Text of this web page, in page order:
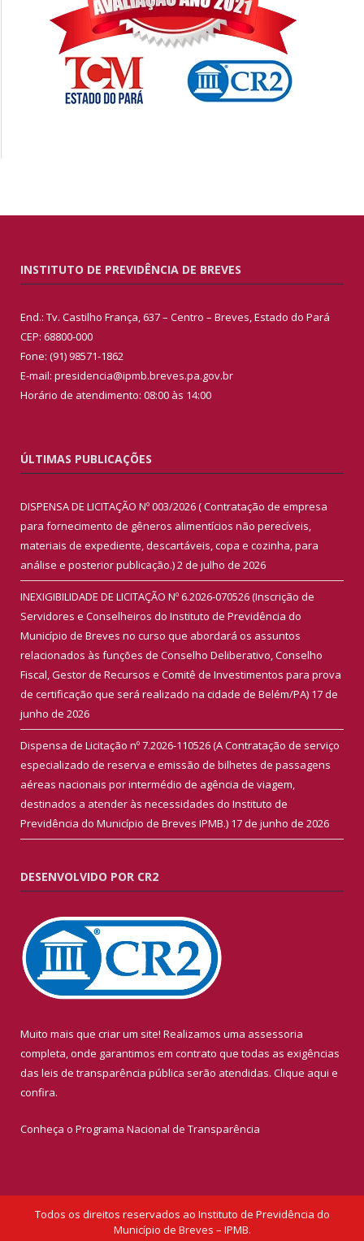
INSTITUTO DE PREVIDÊNCIA DE BREVES
End.: Tv. Castilho França, 637 – Centro – Breves, Estado do Pará
CEP: 68800-000
Fone: (91) 98571-1862
E-mail: presidencia@ipmb.breves.pa.gov.br
Horário de atendimento: 08:00 às 14:00
ÚLTIMAS PUBLICAÇÕES
DISPENSA DE LICITAÇÃO Nº 003/2026 ( Contratação de empresa
para fornecimento de gêneros alimentícios não perecíveis,
materiais de expediente, descartáveis, copa e cozinha, para
análise e posterior publicação.)2 de julho de 2026
INEXIGIBILIDADE DE LICITAÇÃO Nº 6.2026-070526 (Inscrição de
Servidores e Conselheiros do Instituto de Previdência do
Município de Breves no curso que abordará os assuntos
relacionados às funções de Conselho Deliberativo, Conselho
Fiscal, Gestor de Recursos e Comitê de Investimentos para prova
de certificação que será realizado na cidade de Belém/PA) 17 de
junho de 2026
Dispensa de Licitação nº 7.2026-110526 (A Contratação de serviço
especializado de reserva e emissão de bilhetes de passagens
aéreas nacionais por intermédio de agência de viagem,
destinados a atender às necessidades do Instituto de
Previdência do Município de Breves IPMB.) 17 de junho de 2026
DESENVOLVIDO POR CR2
Muito mais que criar um site! Realizamos uma assessoria
completa, onde garantimos em contrato que todas as exigências
das leis de transparência pública serão atendidas. Clique aqui e
confira.
Conheça o Programa Nacional de Transparência
Todos os direitos reservados ao Instituto de Previdência do
Município de Breves – IPMB.